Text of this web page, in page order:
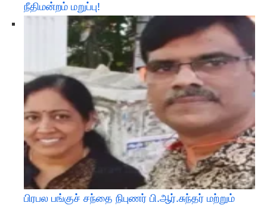
நீதிமன்றம் மறுப்பு!
பிரபல பங்குச் சந்தை நிபுணர் பி.ஆர்.சுந்தர் மற்றும்